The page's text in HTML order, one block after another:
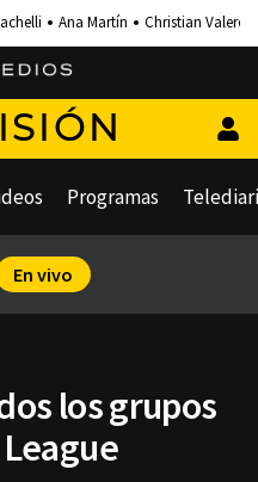
Ana Martín Christian Valero
Programas
En vivo
los grupos